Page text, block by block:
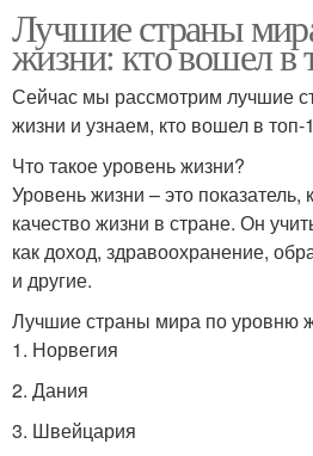
Лучшие страны
жизни: кто вошел в
Сейчас мы рассмотрим лучшие
жизни и узнаем, кто вошел в топ-
Что такое уровень жизни?
Уровень жизни – это показатель,
качество жизни в стране. Он
как доход, здравоохранение,
и другие.
Лучшие страны мира по уровню
1. Норвегия
2. Дания
3. Швейцария